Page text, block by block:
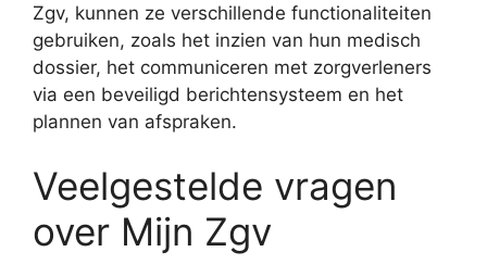
Zgv, kunnen ze verschillende functionaliteiten
gebruiken, zoals het inzien van hun medisch
dossier, het communiceren met zorgverleners
via een beveiligd berichtensysteem en het
plannen van afspraken.
Veelgestelde vragen
over Mijn Zgv